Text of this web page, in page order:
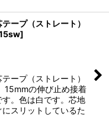
ープ（ストレート）
]
ープ（ストレート）
の伸び止め接着
。色は白です。芯地
スリットしているた